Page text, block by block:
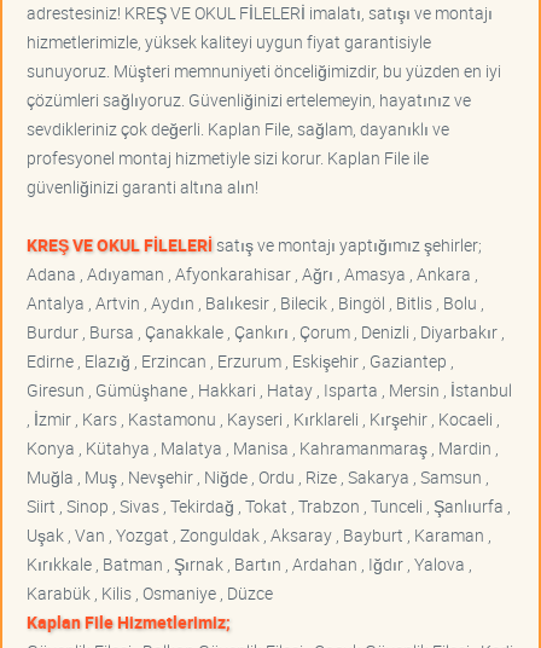
adrestesiniz! KREŞ VE OKUL FİLELERİ imalatı, satışı ve montajı
hizmetlerimizle, yüksek kaliteyi uygun fiyat garantisiyle
sunuyoruz. Müşteri memnuniyeti önceliğimizdir, bu yüzden en iyi
çözümleri sağlıyoruz. Güvenliğinizi ertelemeyin, hayatınız ve
sevdikleriniz çok değerli. Kaplan File, sağlam, dayanıklı ve
profesyonel montaj hizmetiyle sizi korur. Kaplan File ile
güvenliğinizi garanti altına alın!
KREŞ VE OKUL FİLELERİsatış ve montajı yaptığımız şehirler;
Adana , Adıyaman , Afyonkarahisar , Ağrı , Amasya , Ankara ,
Antalya , Artvin , Aydın , Balıkesir , Bilecik , Bingöl , Bitlis , Bolu ,
Burdur , Bursa , Çanakkale , Çankırı , Çorum , Denizli , Diyarbakır ,
Edirne , Elazığ , Erzincan , Erzurum , Eskişehir , Gaziantep ,
Giresun , Gümüşhane , Hakkari , Hatay , Isparta , Mersin , İstanbul
, İzmir , Kars , Kastamonu , Kayseri , Kırklareli , Kırşehir , Kocaeli ,
Konya , Kütahya , Malatya , Manisa , Kahramanmaraş , Mardin ,
Muğla , Muş , Nevşehir , Niğde , Ordu , Rize , Sakarya , Samsun ,
Siirt , Sinop , Sivas , Tekirdağ , Tokat , Trabzon , Tunceli , Şanlıurfa ,
Uşak , Van , Yozgat , Zonguldak , Aksaray , Bayburt , Karaman ,
Kırıkkale , Batman , Şırnak , Bartın , Ardahan , Iğdır , Yalova ,
Karabük , Kilis , Osmaniye , Düzce
Kaplan File Hizmetlerimiz;